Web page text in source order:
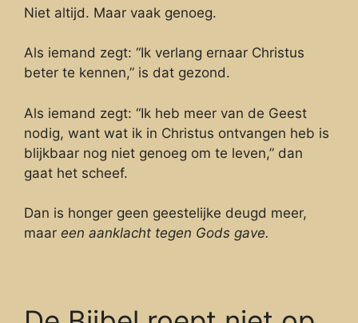
Niet altijd. Maar vaak genoeg.
Als iemand zegt: “Ik verlang ernaar Christus
beter te kennen,” is dat gezond.
Als iemand zegt: “Ik heb meer van de Geest
nodig, want wat ik in Christus ontvangen heb is
blijkbaar nog niet genoeg om te leven,” dan
gaat het scheef.
Dan is honger geen geestelijke deugd meer,
maar een aanklacht tegen Gods gave.